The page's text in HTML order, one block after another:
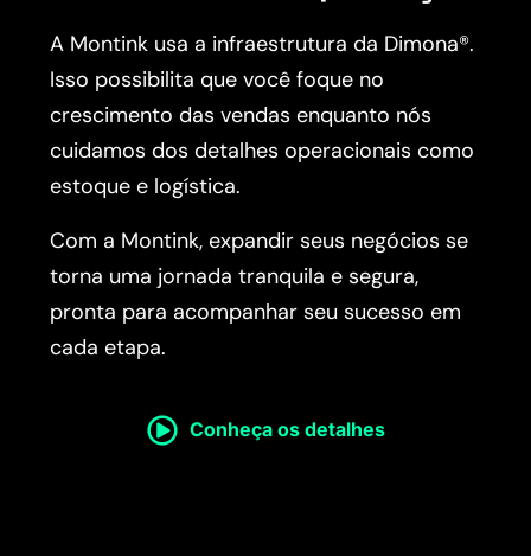
A Montink usa a infraestrutura da Dimona®.
Isso possibilita que você foque no
crescimento das vendas enquanto nós
cuidamos dos detalhes operacionais como
estoque e logística.
Com a Montink, expandir seus negócios se
torna uma jornada tranquila e segura,
pronta para acompanhar seu sucesso em
cada etapa.
Conheça os detalhes